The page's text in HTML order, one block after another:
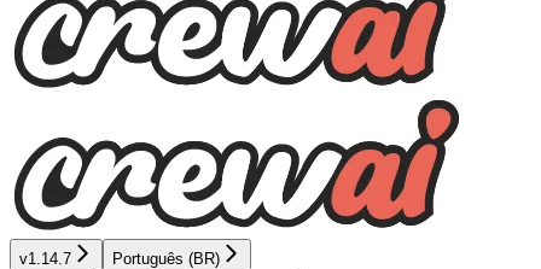
v1.14.7 Português (BR)